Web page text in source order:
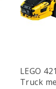
LEGO
Truck